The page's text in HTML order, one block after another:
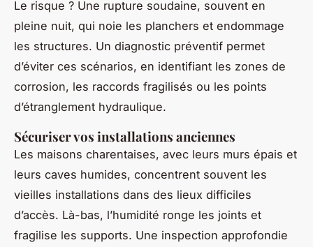
Le risque ? Une rupture soudaine, souvent en
pleine nuit, qui noie les planchers et endommage
les structures. Un diagnostic préventif permet
d’éviter ces scénarios, en identifiant les zones de
corrosion, les raccords fragilisés ou les points
d’étranglement hydraulique.
Sécuriser vos installations anciennes
Les maisons charentaises, avec leurs murs épais et
leurs caves humides, concentrent souvent les
vieilles installations dans des lieux difficiles
d’accès. Là-bas, l’humidité ronge les joints et
fragilise les supports. Une inspection approfondie